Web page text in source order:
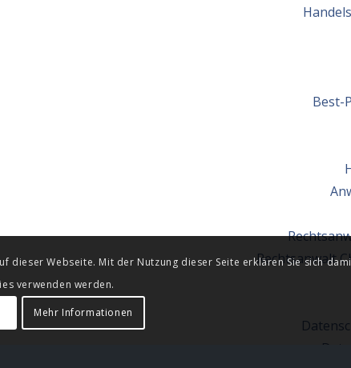
Best-
Rechtsanwalt
Webseite. Mit der Nutzung dieser Seite erklären Sie sich
verwenden werden.
Mehr Informationen